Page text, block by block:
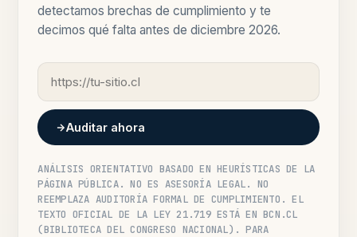
detectamos brechas de cumplimiento y te
decimos qué falta antes de diciembre 2026.
Auditar ahora
ANÁLISIS ORIENTATIVO BASADO EN HEURÍSTICAS DE LA
PÁGINA PÚBLICA. NO ES ASESORÍA LEGAL. NO
REEMPLAZA AUDITORÍA FORMAL DE CUMPLIMIENTO. EL
TEXTO OFICIAL DE LA LEY 21.719 ESTÁ EN BCN.CL
(BIBLIOTECA DEL CONGRESO NACIONAL). PARA